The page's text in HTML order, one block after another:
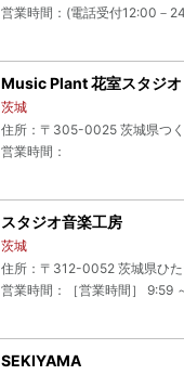
Music Plant 花室スタジオ
茨城
住所：〒305-0025 茨城県つ
営業時間：
スタジオ音楽工房
茨城
SEKIYAMA